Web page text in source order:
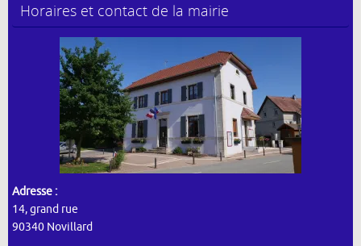
Horaires et contact de la mairie
Adresse :
14, grand rue
90340 Novillard